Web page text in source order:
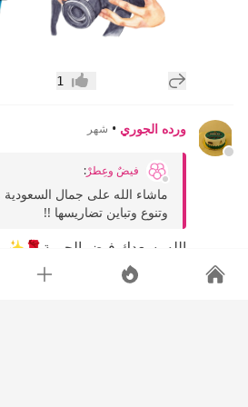
إضافة رد جديد إعجاب1
ورده الجوري • شهر
فيضٌ وعِطرْ:
ماشاء الله على جمال السعودية
وتنوع وتباين تضاريسها !!
الله يسعدك فيض الحبيبة🌹✨️
إضافة رد جديد